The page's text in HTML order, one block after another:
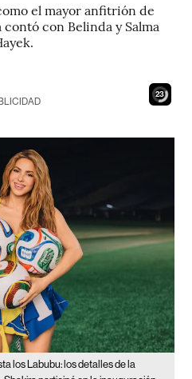
el mayor anfitrión de
con Belinda y Salma
21
los Labubu: los detalles de la